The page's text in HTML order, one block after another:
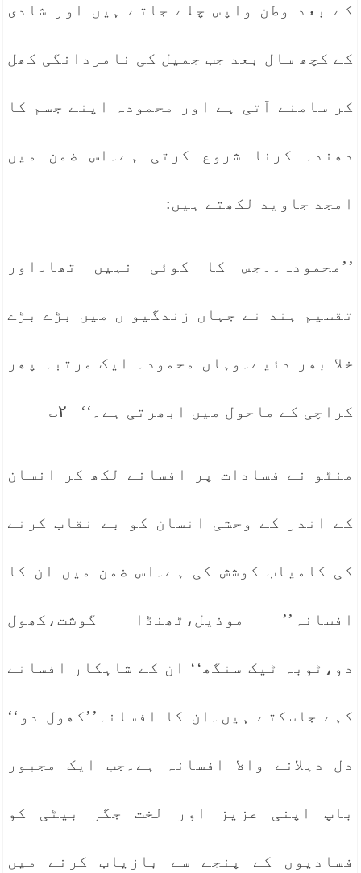
کے بعد وطن واپس چلے جاتے ہیں اور شادی
کے کچھ سال بعد جب جمیل کی نامردانگی کھل
کر سامنے آتی ہے اور محمودہ اپنے جسم کا
دھندہ کرنا شروع کرتی ہے۔اس ضمن میں
امجد جاوید لکھتے ہیں:
’’محمودہ۔۔جس کا کوئی نہیں تھا۔اور
تقسیم ہند نے جہاں زندگیو ں میں بڑے بڑے
خلا بھر دئیے۔وہاں محمودہ ایک مرتبہ پھر
کراچی کے ماحول میں ابھرتی ہے۔‘‘ ۲؎
منٹو نے فسادات پر افسانے لکھ کر انسان
کے اندر کے وحشی انسان کو بے نقاب کرنے
کی کامیاب کوشش کی ہے۔اس ضمن میں ان کا
افسانہ’’ موذیل،ٹھنڈا گوشت،کھول
دو،ٹوبہ ٹیک سنگھ‘‘ ان کے شاہکار افسانے
کہے جاسکتے ہیں۔ان کا افسانہ’’کھول دو‘‘
دل دہلانے والا افسانہ ہے۔جب ایک مجبور
باپ اپنی عزیز اور لخت جگر بیٹی کو
فسادیوں کے پنجے سے بازیاب کرنے میں